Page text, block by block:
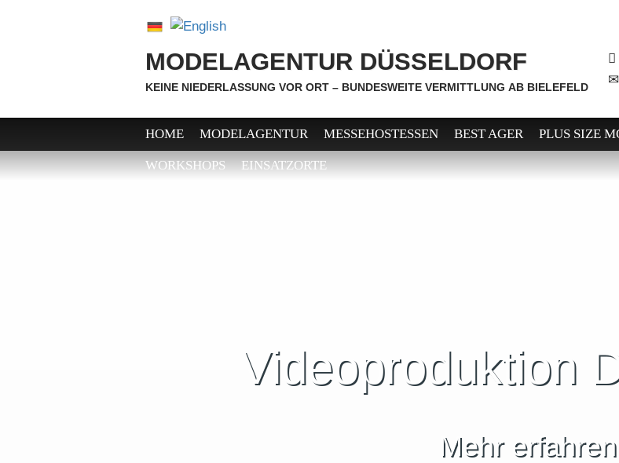
MODELAGENTUR DÜSSELDORF
KEINE NIEDERLASSUNG VOR ORT – BUNDESWEITE VERMITTLUNG AB BIELEFELD
HOME MODELAGENTUR MESSEHOSTESSEN BEST AGER PLUS SIZE
WORKSHOPS EINSATZORTE
Videoproduktion
Mehr erfahren